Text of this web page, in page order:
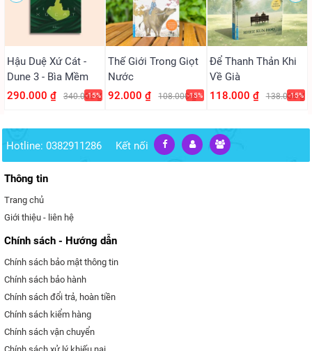
Hậu Duệ Xứ Cát -
Dune 3 - Bìa Mềm
290.000 ₫
340.000 ₫
-15%
Thế Giới Trong Giọt
Nước
92.000 ₫
108.000 ₫
-15%
Để Thanh Thản Khi
Về Già
118.000 ₫
138.000 ₫
-15%
Hotline: 0382911286 Kết nối
Thông tin
Trang chủ
Giới thiệu - liên hệ
Chính sách - Hướng dẫn
Chính sách bảo mật thông tin
Chính sách bảo hành
Chính sách đổi trả, hoàn tiền
Chính sách kiểm hàng
Chính sách vận chuyển